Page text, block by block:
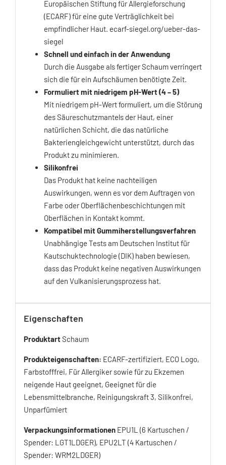
Europäischen Stiftung für Allergieforschung
(ECARF) für eine gute Verträglichkeit bei
empfindlicher Haut. ecarf-siegel.org/ueber-das-
siegel
Schnell und einfach in der Anwendung
Durch die Ausgabe als fertiger Schaum verringert
sich die für ein Aufschäumen benötigte Zeit.
Formuliert mit niedrigem pH-Wert (4 – 5)
Mit niedrigem pH-Wert formuliert, um die Störung
des Säureschutzmantels der Haut, einer
natürlichen Schicht, die das natürliche
Bakteriengleichgewicht unterstützt, durch das
Produkt zu minimieren.
Silikonfrei
Das Produkt hat keine nachteiligen
Auswirkungen, wenn es vor dem Auftragen von
Farbe oder Oberflächenbeschichtungen mit
Oberflächen in Kontakt kommt.
Kompatibel mit Gummiherstellungsverfahren
Unabhängige Tests am Deutschen Institut für
Kautschuktechnologie (DIK) haben bewiesen,
dass das Produkt keine negativen Auswirkungen
auf den Vulkanisierungsprozess hat.
Eigenschaften
ProduktartSchaum
Produkteigenschaften: ECARF-zertifiziert, ECO Logo,
Farbstofffrei, Für Allergiker sowie für zu Ekzemen
neigende Haut geeignet, Geeignet für die
Lebensmittelbranche, Reinigungskraft 3, Silikonfrei,
Unparfümiert
Verpackungsinformationen EPU1L (6 Kartuschen /
Spender: LGT1LDGER), EPU2LT (4 Kartuschen /
Spender: WRM2LDGER)